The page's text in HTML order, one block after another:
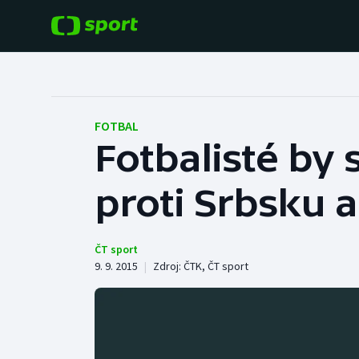
Hokej
Tenis
Cyklistika
Baseball a softbal
Basketbal
Boby a skeleton
FOTBAL
Fotbalisté by
proti Srbsku
ČT sport
9. 9. 2015 | Zdroj: ČTK, ČT sport